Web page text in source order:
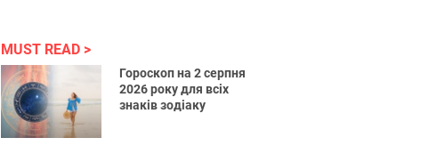
MUST READ
Гороскоп на 2 серпня
2026 року для всіх
знаків зодіаку